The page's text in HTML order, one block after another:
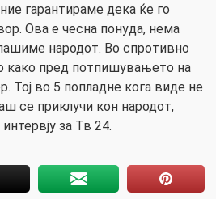
гарантираме дека ќе го
Ова е чесна понуда, нема
народот. Во спротивно
како пред потпишувањето на
Тој во 5 попладне кога виде не
се приклучи кон народот,
за Тв 24.